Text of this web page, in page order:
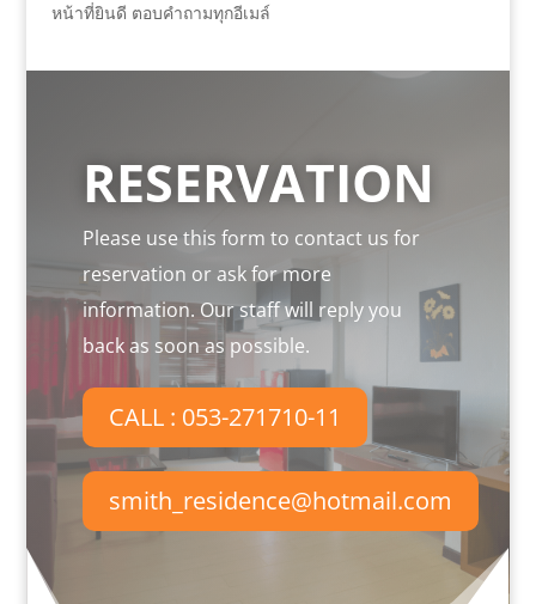
หน้าที่ยินดี ตอบคำถามทุกอีเมล์
RESERVATION
Please use this form to contact us for
reservation or ask for more
information. Our staff will reply you
back as soon as possible.
CALL : 053-271710-11
smith_residence@hotmail.com